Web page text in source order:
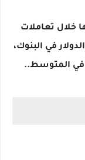
مصر، قفز بنحو 150 جنيها خلال تعاملات
في البنوك،